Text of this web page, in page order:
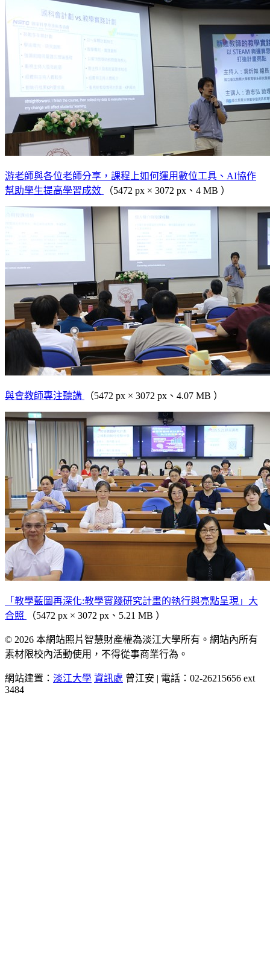
游老師與各位老師分享，課程上如何運用數位工具、AI協作
幫助學生提高學習成效
（5472 px × 3072 px、4 MB ）
與會教師專注聽講 （5472 px × 3072 px、4.07 MB ）
「教學藍圖再深化:教學實踐研究計畫的執行與亮點呈現」大
合照
（5472 px × 3072 px、5.21 MB ）
© 2026 本網站照片智慧財產權為淡江大學所有。網站內所有
素材限校內活動使用，不得從事商業行為。
網站建置： 淡江大學 資訊處 曾江安 | 電話：02-26215656 ext
3484